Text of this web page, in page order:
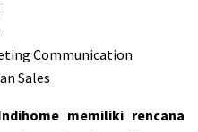
Communication
Sales
memiliki rencana